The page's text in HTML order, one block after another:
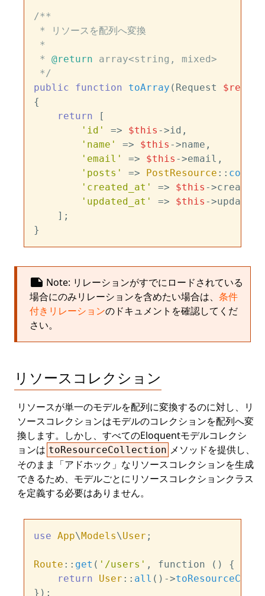
/**
* リソースを配列へ変換
*
* @return array<string, mixed>
*/
public
function toArray ( Request
{
return [
'id'
=> $this ->id,
'name'
=> $this ->name,
'email'
=> $this ->email,
'posts'
=> PostResource ::
'created_at'
=> $this -
'updated_at'
=> $this -
    ];
note Note: リレーションがすでにロードされている
場合にのみリレーションを含めたい場合は、 条件
付きリレーションのドキュメントを確認してくだ
さい。
リソースコレクション
リソースが単一のモデルを配列に変換するのに対し、リ
ソースコレクションはモデルのコレクションを配列へ変
換します。しかし、すべてのEloquentモデルコレクシ
ョンは toResourceCollection メソッドを提供し、
そのまま「アドホック」なリソースコレクションを生成
できるため、モデルごとにリソースコレクションクラス
を定義する必要はありません。
use App\Models\User ;
Route :: get ( '/users' , function () {
return
User :: all ()->